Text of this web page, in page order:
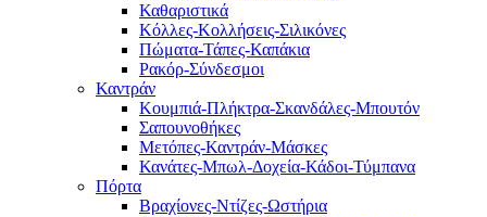
Καθαριστικά
Κόλλες-Κολλήσεις-Σιλικόνες
Πώματα-Τάπες-Καπάκια
Ρακόρ-Σύνδεσμοι
Καντράν
Κουμπιά-Πλήκτρα-Σκανδάλες-Μπουτόν
Σαπουνοθήκες
Μετόπες-Καντράν-Μάσκες
Κανάτες-Μπωλ-Δοχεία-Κάδοι-Τύμπανα
Πόρτα
Βραχίονες-Ντίζες-Ωστήρια